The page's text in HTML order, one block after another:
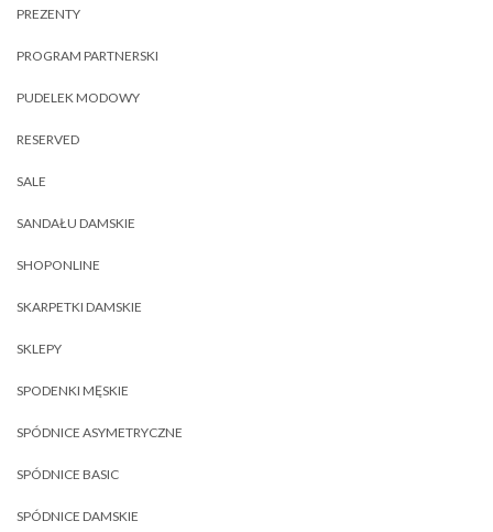
PREZENTY
PROGRAM PARTNERSKI
PUDELEK MODOWY
RESERVED
SALE
SANDAŁU DAMSKIE
SHOPONLINE
SKARPETKI DAMSKIE
SKLEPY
SPODENKI MĘSKIE
SPÓDNICE ASYMETRYCZNE
SPÓDNICE BASIC
SPÓDNICE DAMSKIE